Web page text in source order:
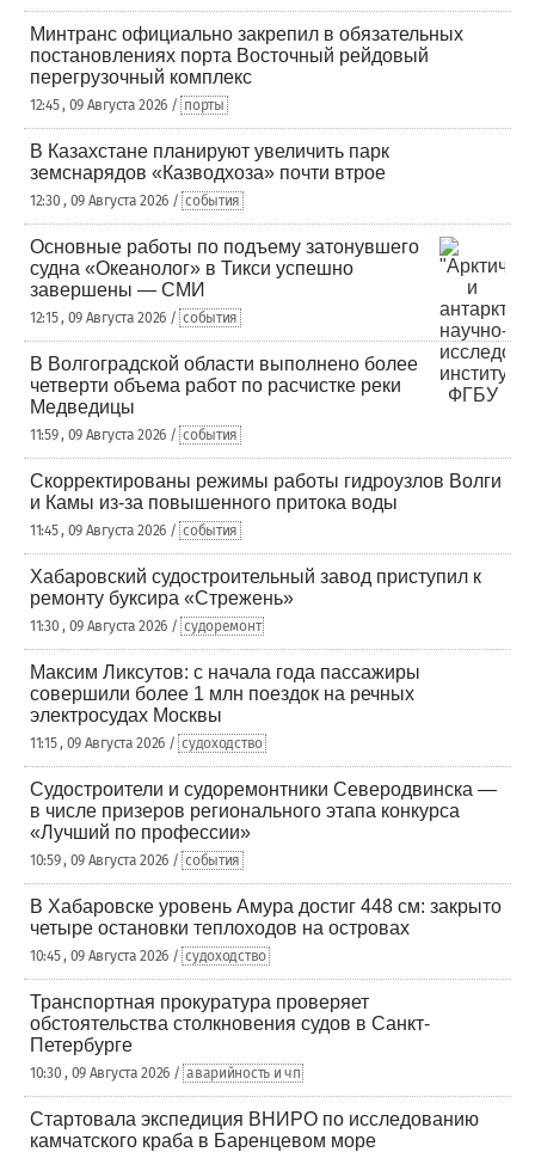
Минтранс официально закрепил в обязательных
постановлениях порта Восточный рейдовый
перегрузочный комплекс
12:45 , 09 Августа 2026 / порты
В Казахстане планируют увеличить парк
земснарядов «Казводхоза» почти втрое
12:30 , 09 Августа 2026 / события
Основные работы по подъему затонувшего
судна «Океанолог» в Тикси успешно
завершены — СМИ
12:15 , 09 Августа 2026 / события
В Волгоградской области выполнено более
четверти объема работ по расчистке реки
Медведицы
11:59 , 09 Августа 2026 / события
Скорректированы режимы работы гидроузлов Волги
и Камы из-за повышенного притока воды
11:45 , 09 Августа 2026 / события
Хабаровский судостроительный завод приступил к
ремонту буксира «Стрежень»
11:30 , 09 Августа 2026 / судоремонт
Максим Ликсутов: с начала года пассажиры
совершили более 1 млн поездок на речных
электросудах Москвы
11:15 , 09 Августа 2026 / судоходство
Судостроители и судоремонтники Северодвинска —
в числе призеров регионального этапа конкурса
«Лучший по профессии»
10:59 , 09 Августа 2026 / события
В Хабаровске уровень Амура достиг 448 см: закрыто
четыре остановки теплоходов на островах
10:45 , 09 Августа 2026 / судоходство
Транспортная прокуратура проверяет
обстоятельства столкновения судов в Санкт-
Петербурге
10:30 , 09 Августа 2026 / аварийность и чп
Стартовала экспедиция ВНИРО по исследованию
камчатского краба в Баренцевом море